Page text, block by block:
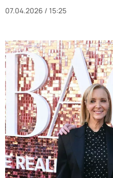
07.04.2026 / 15:25